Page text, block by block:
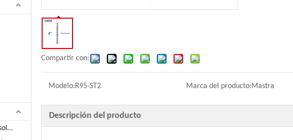
Sistema de bomba de agua solar de CC
Compartir con:
Modelo:R95-ST2 Marca del producto:Mastra
Descripción del producto